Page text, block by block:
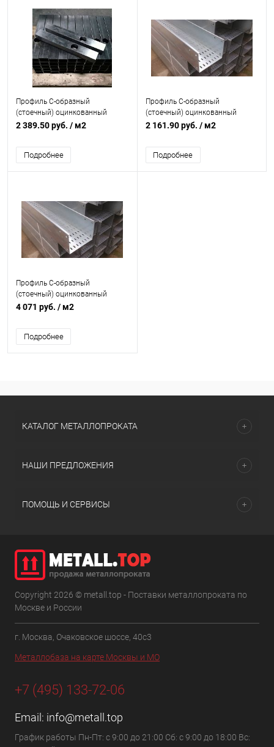
Профиль C-образный
(стоечный) оцинкованный
толщина 1,5мм с отверстиями
2 389.50 руб. / м2
Подробнее
Профиль C-образный
(стоечный) оцинкованный
толщина 1,2мм
2 161.90 руб. / м2
Подробнее
Профиль C-образный
(стоечный) оцинкованный
толщина 0,7мм
4 071 руб. / м2
Подробнее
КАТАЛОГ МЕТАЛЛОПРОКАТА
НАШИ ПРЕДЛОЖЕНИЯ
ПОМОЩЬ И СЕРВИСЫ
Copyright 2026 © metall.top - Поставки металлопроката по
Москве и России
г. Москва, Очаковское шоссе, 40с3
Металлобаза на карте Москвы и МО
+7 (495) 133-72-06
Email: info@metall.top
График работы Пн-Пт: с 9:00 до 21:00 Сб: с 9:00 до 18:00 Вс: